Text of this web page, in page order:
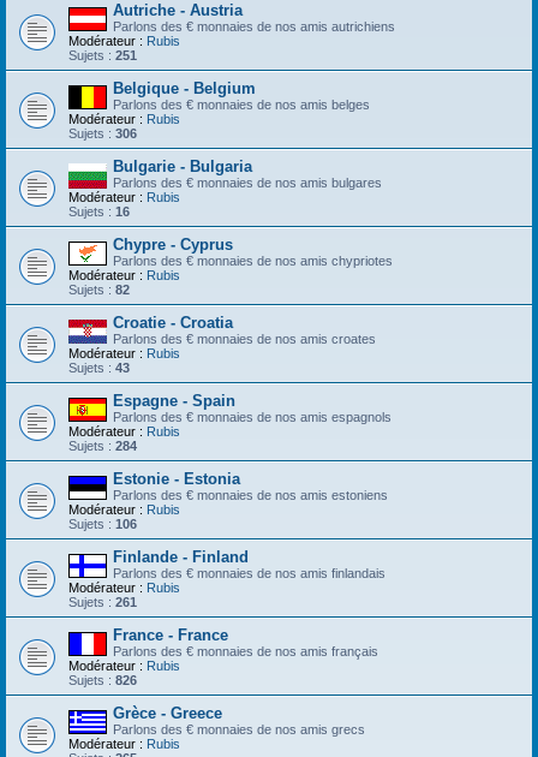
Autriche - Austria
Parlons des € monnaies de nos amis autrichiens
Modérateur : Rubis
Sujets : 251
Belgique - Belgium
Parlons des € monnaies de nos amis belges
Modérateur : Rubis
Sujets : 306
Bulgarie - Bulgaria
Parlons des € monnaies de nos amis bulgares
Modérateur : Rubis
Sujets : 16
Chypre - Cyprus
Parlons des € monnaies de nos amis chypriotes
Modérateur : Rubis
Sujets : 82
Croatie - Croatia
Parlons des € monnaies de nos amis croates
Modérateur : Rubis
Sujets : 43
Espagne - Spain
Parlons des € monnaies de nos amis espagnols
Modérateur : Rubis
Sujets : 284
Estonie - Estonia
Parlons des € monnaies de nos amis estoniens
Modérateur : Rubis
Sujets : 106
Finlande - Finland
Parlons des € monnaies de nos amis finlandais
Modérateur : Rubis
Sujets : 261
France - France
Parlons des € monnaies de nos amis français
Modérateur : Rubis
Sujets : 826
Grèce - Greece
Parlons des € monnaies de nos amis grecs
Modérateur : Rubis